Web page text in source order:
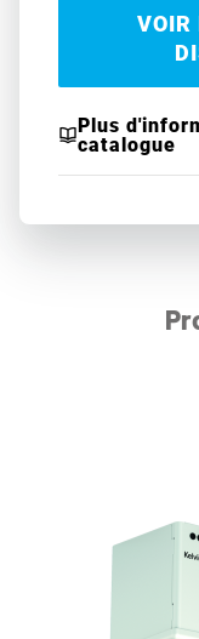
VOIR
Plus
catalogue